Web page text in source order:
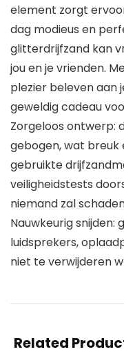
element zorgt
dag modieus en
glitterdrijfzand kan
jou en je vrienden.
plezier beleven aan
geweldig cadeau
Zorgeloos ontwerp:
gebogen, wat breuk
gebruikte
veiligheidstests
niemand zal
Nauwkeurig snijden:
luidsprekers,
niet te verwijderen
Related